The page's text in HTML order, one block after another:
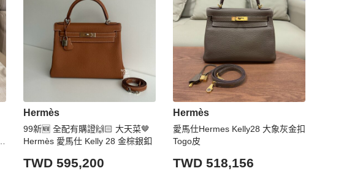
Hermès
99新🆕 全配有購證🙌🏻 大天菜🤎
Hermès 愛馬仕 Kelly 28 金棕銀釦
TWD 595,200
Hermès
愛馬仕Hermes Kelly28 大象灰金扣
Togo皮
TWD 518,156